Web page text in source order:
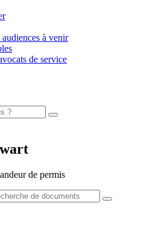
à venir
de service
de permis